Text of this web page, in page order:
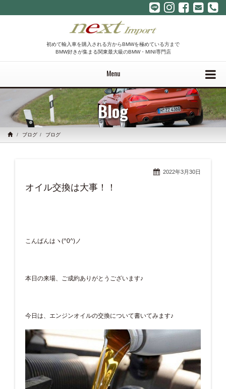
初めて輸入車を購入される方からBMWを極めている方まで
BMW好きが集まる関東最大級のBMW・MINI専門店
Menu
Blog
ブログ ブログ
2022年3月30日
オイル交換は大事！！
こんばんはヽ(^0^)ノ
本日の来場、ご成約ありがとうございます♪
今日は、エンジンオイルの交換について書いてみます♪